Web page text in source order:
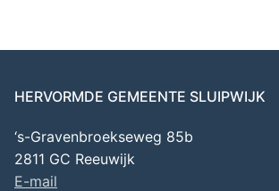
HERVORMDE GEMEENTE SLUIPWIJK
‘s-Gravenbroekseweg 85b
2811 GC Reeuwijk
E-mail